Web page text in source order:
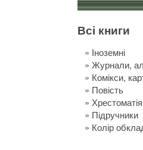
Всі книги
» Іноземні
»Журнали,
» Комікси,
» Повість
»
» Підручники
» Колір